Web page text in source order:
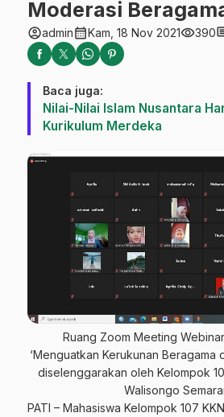
Moderasi
account_circleadmincalendar_monthKam, 18 Nov 2021visibility390
Baca juga:
Nilai-Nilai Islam Nusantara
Kurikulum Merdeka
Ruang Zoom Meeting
‘Menguatkan Kerukunan Beragama
diselenggarakan oleh Kelompok
Walisongo
PATI – Mahasiswa Kelompok 107